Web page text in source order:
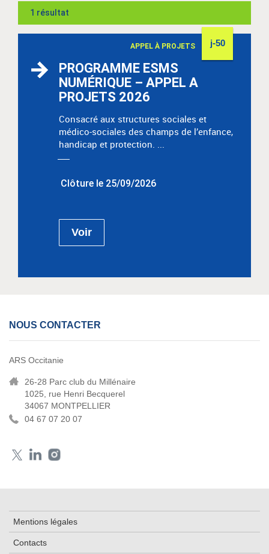
1 résultat
PROGRAMME ESMS
NUMÉRIQUE – APPEL A
PROJETS 2026
APPEL À PROJETS j-50
Consacré aux structures sociales et
médico-sociales des champs de l’enfance,
handicap et protection. ...
Clôture le 25/09/2026
Voir
NOUS CONTACTER
ARS Occitanie
26-28 Parc club du Millénaire
1025, rue Henri Becquerel
34067 MONTPELLIER
04 67 07 20 07
Mentions légales
Contacts